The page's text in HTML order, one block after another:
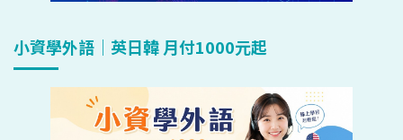
小資學外語｜英日韓 月付1000元起